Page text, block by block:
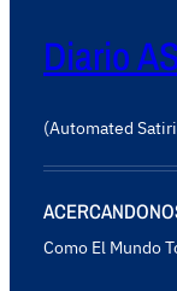
Diario
(Automated
Como El Mundo